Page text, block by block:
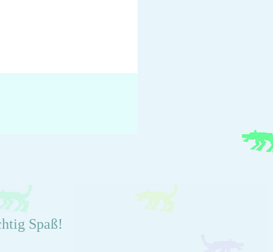
Spaß!